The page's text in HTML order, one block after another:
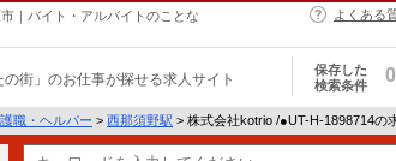
｜バイト・アルバイトのことな
よくある
の街」のお仕事が探せる求人サイト
保存した
検索条件
0
職・ヘルパー > 西那須野駅 > 株式会社kotrio /●UT-H-1898714の